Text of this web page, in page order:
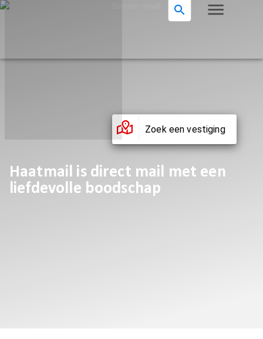
Zoek een vestiging
Haatmail is direct mail met een
liefdevolle boodschap